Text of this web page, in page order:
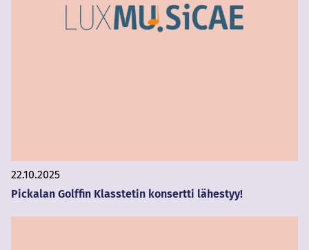
22.10.2025
Pickalan Golffin Klasstetin konsertti lähestyy!